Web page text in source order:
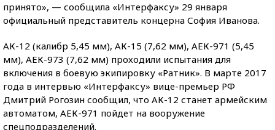
принято», — сообщила «Интерфаксу» 29 января
официальный представитель концерна София Иванова.
АК-12 (калибр 5,45 мм), АК-15 (7,62 мм), АЕК-971 (5,45
мм), АЕК-973 (7,62 мм) проходили испытания для
включения в боевую экипировку «Ратник». В марте 2017
года в интервью «Интерфаксу» вице-премьер РФ
Дмитрий Рогозин сообщил, что АК-12 станет армейским
автоматом, АЕК-971 пойдет на вооружение
спецподразделений.